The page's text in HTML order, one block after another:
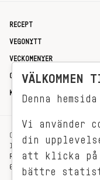
RECEPT
VEGONYTT
VECKOMENYER
OM OSS
KONTAKT
OXENSTIERNSGATAN 33
114 27 STOCKHOLM
08-799 62 01
VÄLKOMMEN
Denna
Vi använder
din
att klicka på
bättre